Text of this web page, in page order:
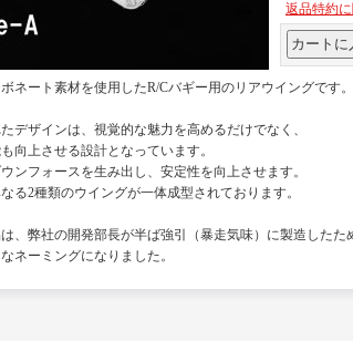
返品特約
ネート素材を使用したR/Cバギー用のリアウイングです。
デザインは、視覚的な魅力を高めるだけでなく、
向上させる設計となっています。
ンフォースを生み出し、安定性を向上させます。
る2種類のウイングが一体成型されております。
、弊社の開発部長が半ば強引（暴走気味）に製造したた
ネーミングになりました。